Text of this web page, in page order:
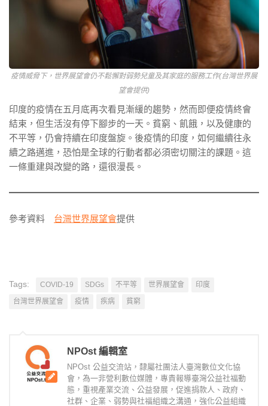
疫情威脅下，世界展望會仍不鬆懈對弱勢兒童及其家庭的服務工作(台灣世界展
望會提供)
印度的疫情在五月底再次看見漸緩的趨勢，然而即便疫情終會
結束，但生活沒有停下腳步的一天。貧窮、飢餓，以及健康的
不平等，仍會持續在印度盤旋。後疫情的印度，如何繼續往永
續之路邁進，恐怕是全球的行動者都必須密切關注的課題。這
一條重建與改變的路，還很漫長。
參考資料 台灣世界展望會提供
Tags: COVID-19 SDGs 不平等 世界展望會
印度
台灣世界展望會
疫情 疾病 貧窮
NPOst 編輯室
NPOst 公益交流站，隸屬社團法人臺灣數位文化協
會，為一非營利數位媒體，專責報導臺灣公益社福動
態，重視產業交流、公益發展，促進捐款人、政府、
社群、企業、弱勢與社福組織之溝通，強化公益組織